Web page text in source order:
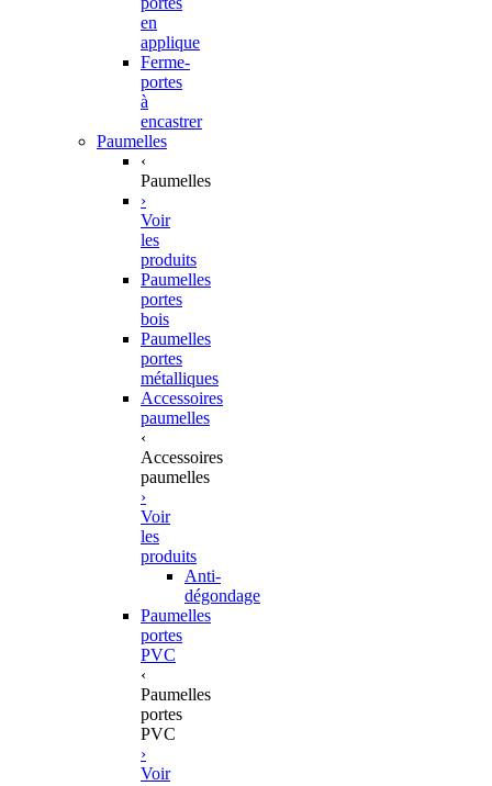
en
applique
Ferme-
portes
à
encastrer
Paumelles
‹
Paumelles
›
Voir
les
produits
Paumelles
portes
bois
Paumelles
portes
métalliques
Accessoires
paumelles
‹
Accessoires
paumelles
›
Voir
les
produits
Anti-
dégondage
Paumelles
portes
PVC
‹
Paumelles
portes
PVC
›
Voir